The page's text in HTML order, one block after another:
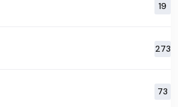
19
273
73